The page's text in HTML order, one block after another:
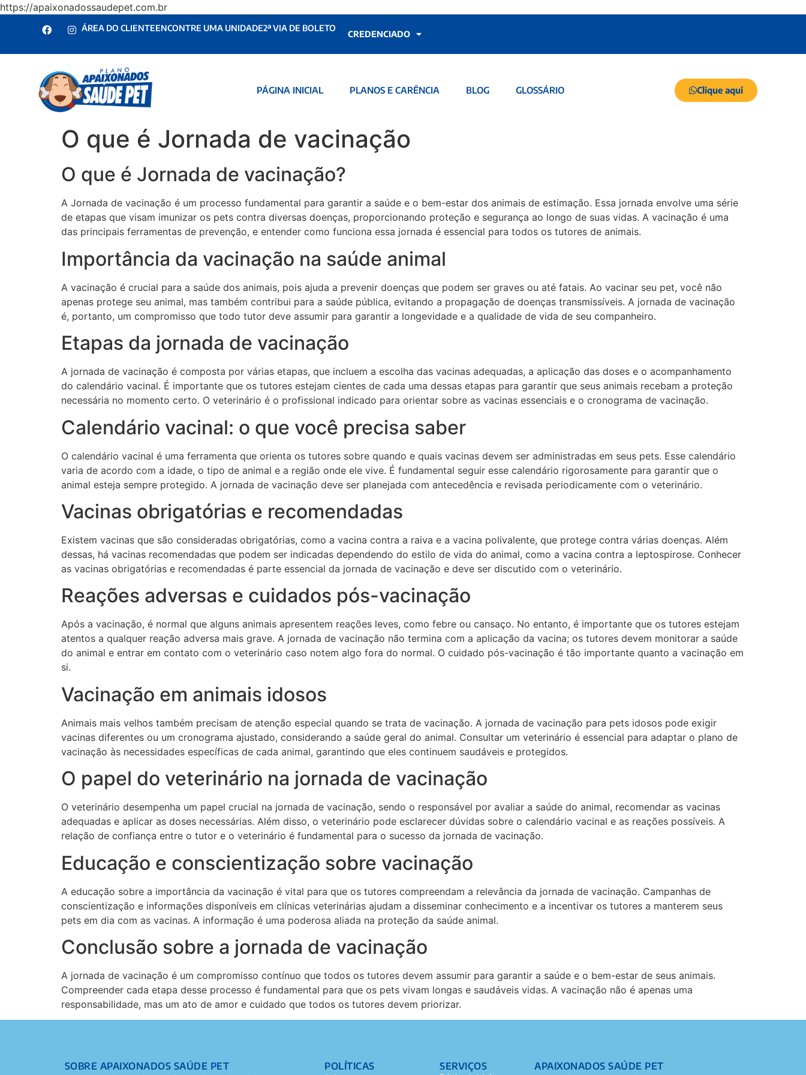
https://apaixonadossaudepet.com.br
ÁREA DO CLIENTEENCONTRE UMA UNIDADE2ª VIA DE BOLETO
CREDENCIADO
PÁGINA INICIAL PLANOS E CARÊNCIA BLOG GLOSSÁRIO Clique aqui
O que é Jornada de vacinação
O que é Jornada de vacinação?
A Jornada de vacinação é um processo fundamental para garantir a saúde e o bem-estar dos animais de estimação. Essa jornada envolve uma série
de etapas que visam imunizar os pets contra diversas doenças, proporcionando proteção e segurança ao longo de suas vidas. A vacinação é uma
das principais ferramentas de prevenção, e entender como funciona essa jornada é essencial para todos os tutores de animais.
Importância da vacinação na saúde animal
A vacinação é crucial para a saúde dos animais, pois ajuda a prevenir doenças que podem ser graves ou até fatais. Ao vacinar seu pet, você não
apenas protege seu animal, mas também contribui para a saúde pública, evitando a propagação de doenças transmissíveis. A jornada de vacinação
é, portanto, um compromisso que todo tutor deve assumir para garantir a longevidade e a qualidade de vida de seu companheiro.
Etapas da jornada de vacinação
A jornada de vacinação é composta por várias etapas, que incluem a escolha das vacinas adequadas, a aplicação das doses e o acompanhamento
do calendário vacinal. É importante que os tutores estejam cientes de cada uma dessas etapas para garantir que seus animais recebam a proteção
necessária no momento certo. O veterinário é o profissional indicado para orientar sobre as vacinas essenciais e o cronograma de vacinação.
Calendário vacinal: o que você precisa saber
O calendário vacinal é uma ferramenta que orienta os tutores sobre quando e quais vacinas devem ser administradas em seus pets. Esse calendário
varia de acordo com a idade, o tipo de animal e a região onde ele vive. É fundamental seguir esse calendário rigorosamente para garantir que o
animal esteja sempre protegido. A jornada de vacinação deve ser planejada com antecedência e revisada periodicamente com o veterinário.
Vacinas obrigatórias e recomendadas
Existem vacinas que são consideradas obrigatórias, como a vacina contra a raiva e a vacina polivalente, que protege contra várias doenças. Além
dessas, há vacinas recomendadas que podem ser indicadas dependendo do estilo de vida do animal, como a vacina contra a leptospirose. Conhecer
as vacinas obrigatórias e recomendadas é parte essencial da jornada de vacinação e deve ser discutido com o veterinário.
Reações adversas e cuidados pós-vacinação
Após a vacinação, é normal que alguns animais apresentem reações leves, como febre ou cansaço. No entanto, é importante que os tutores estejam
atentos a qualquer reação adversa mais grave. A jornada de vacinação não termina com a aplicação da vacina; os tutores devem monitorar a saúde
do animal e entrar em contato com o veterinário caso notem algo fora do normal. O cuidado pós-vacinação é tão importante quanto a vacinação em
si.
Vacinação em animais idosos
Animais mais velhos também precisam de atenção especial quando se trata de vacinação. A jornada de vacinação para pets idosos pode exigir
vacinas diferentes ou um cronograma ajustado, considerando a saúde geral do animal. Consultar um veterinário é essencial para adaptar o plano de
vacinação às necessidades específicas de cada animal, garantindo que eles continuem saudáveis e protegidos.
O papel do veterinário na jornada de vacinação
O veterinário desempenha um papel crucial na jornada de vacinação, sendo o responsável por avaliar a saúde do animal, recomendar as vacinas
adequadas e aplicar as doses necessárias. Além disso, o veterinário pode esclarecer dúvidas sobre o calendário vacinal e as reações possíveis. A
relação de confiança entre o tutor e o veterinário é fundamental para o sucesso da jornada de vacinação.
Educação e conscientização sobre vacinação
A educação sobre a importância da vacinação é vital para que os tutores compreendam a relevância da jornada de vacinação. Campanhas de
conscientização e informações disponíveis em clínicas veterinárias ajudam a disseminar conhecimento e a incentivar os tutores a manterem seus
pets em dia com as vacinas. A informação é uma poderosa aliada na proteção da saúde animal.
Conclusão sobre a jornada de vacinação
A jornada de vacinação é um compromisso contínuo que todos os tutores devem assumir para garantir a saúde e o bem-estar de seus animais.
Compreender cada etapa desse processo é fundamental para que os pets vivam longas e saudáveis vidas. A vacinação não é apenas uma
responsabilidade, mas um ato de amor e cuidado que todos os tutores devem priorizar.
SOBRE APAIXONADOS SAÚDE PET POLÍTICAS SERVIÇOS APAIXONADOS SAÚDE PET